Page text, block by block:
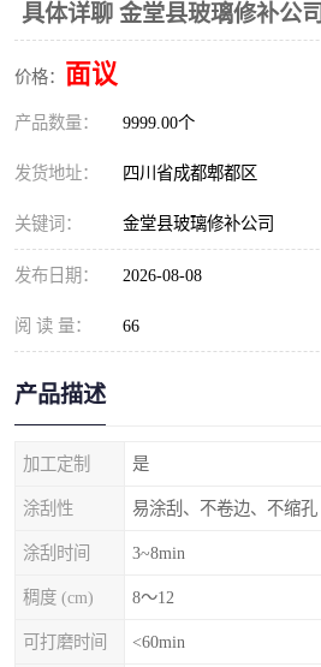
具体详聊 金堂县玻璃修补公司
价格： 面议
产品数量： 9999.00个
发货地址： 四川省成都郫都区
关键词： 金堂县玻璃修补公司
发布日期： 2026-08-08
阅 读 量： 66
产品描述
加工定制 是
涂刮性 易涂刮、不卷边、不缩孔
涂刮时间 3~8min
稠度 (cm) 8～12
可打磨时间 <60min